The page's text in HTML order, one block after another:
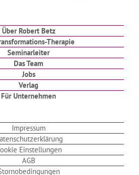
Über Robert Betz
Therapie
Seminarleiter
Das Team
Jobs
Verlag
Für Unternehmen
Impressum
Einstellungen
AGB